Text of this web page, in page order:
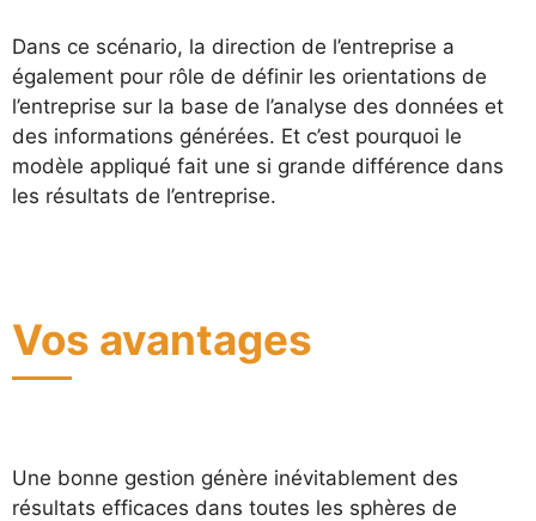
Dans ce scénario, la direction de l’entreprise a
également pour rôle de définir les orientations de
l’entreprise sur la base de l’analyse des données et
des informations générées. Et c’est pourquoi le
modèle appliqué fait une si grande différence dans
les résultats de l’entreprise.
Vos avantages
Une bonne gestion génère inévitablement des
résultats efficaces dans toutes les sphères de